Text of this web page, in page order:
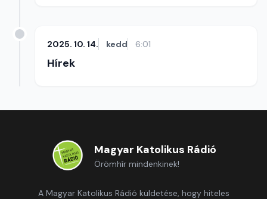
2025. 10. 14. kedd 6:01
Hírek
Magyar Katolikus Rádió
Örömhír mindenkinek!
A Magyar Katolikus Rádió küldetése, hogy hiteles